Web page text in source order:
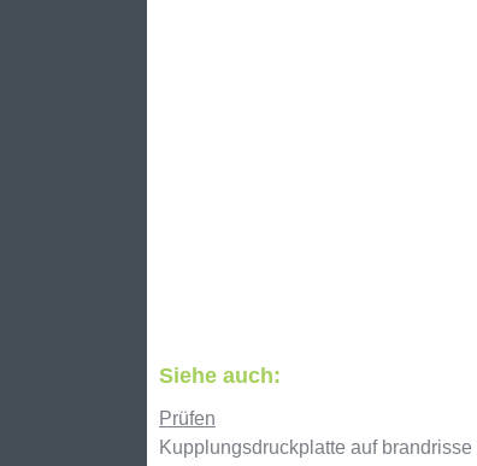
Siehe auch:
Prüfen
Kupplungsdruckplatte auf